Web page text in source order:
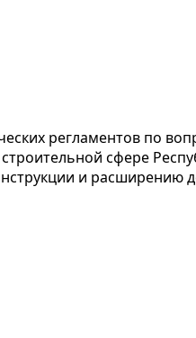
регламентов по
сфере
и расширению